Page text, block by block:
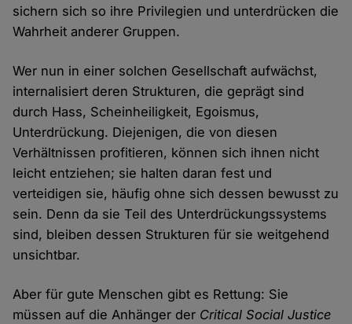
sichern sich so ihre Privilegien und unterdrücken die
Wahrheit anderer Gruppen.
Wer nun in einer solchen Gesellschaft aufwächst,
internalisiert deren Strukturen, die geprägt sind
durch Hass, Scheinheiligkeit, Egoismus,
Unterdrückung. Diejenigen, die von diesen
Verhältnissen profitieren, können sich ihnen nicht
leicht entziehen; sie halten daran fest und
verteidigen sie, häufig ohne sich dessen bewusst zu
sein. Denn da sie Teil des Unterdrückungssystems
sind, bleiben dessen Strukturen für sie weitgehend
unsichtbar.
Aber für gute Menschen gibt es Rettung: Sie
müssen auf die Anhänger der Critical Social Justice